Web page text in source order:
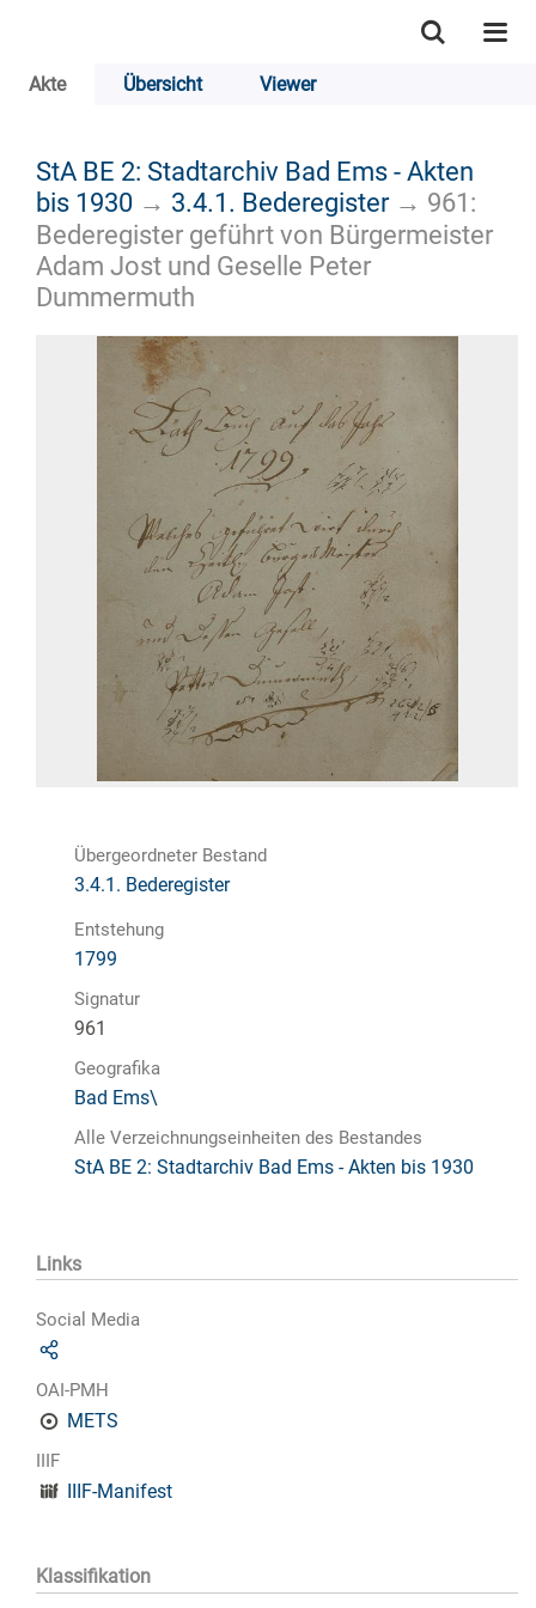
Akte Übersicht Viewer
StA BE 2: Stadtarchiv Bad Ems - Akten
bis 1930 → 3.4.1. Bederegister→ 961:
Bederegister geführt von Bürgermeister
Adam Jost und Geselle Peter
Dummermuth
Übergeordneter Bestand
3.4.1. Bederegister
Entstehung
1799
Signatur
961
Geografika
Bad Ems\
Alle Verzeichnungseinheiten des Bestandes
StA BE 2: Stadtarchiv Bad Ems - Akten bis 1930
Links
Social Media
OAI-PMH
METS
IIIF
IIIF-Manifest
Klassifikation